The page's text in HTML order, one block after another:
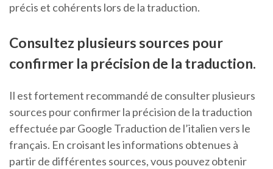
précis et cohérents lors de la traduction.
Consultez plusieurs sources pour
confirmer la précision de la traduction.
Il est fortement recommandé de consulter plusieurs
sources pour confirmer la précision de la traduction
effectuée par Google Traduction de l’italien vers le
français. En croisant les informations obtenues à
partir de différentes sources, vous pouvez obtenir